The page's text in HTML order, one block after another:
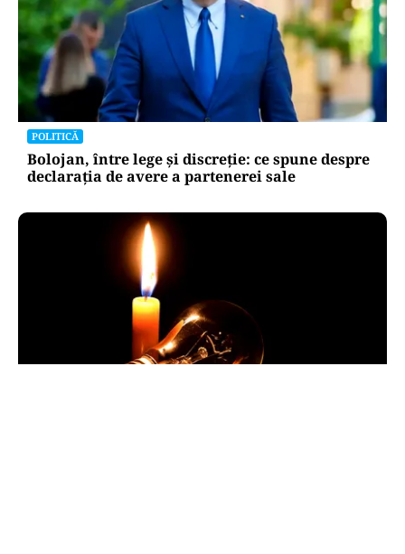
POLITICĂ
Bolojan, între lege și discreție: ce spune despre
declarația de avere a partenerei sale